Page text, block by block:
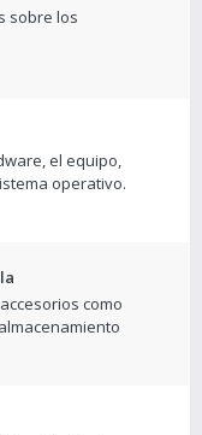
sobre los
el equipo,
operativo.
como